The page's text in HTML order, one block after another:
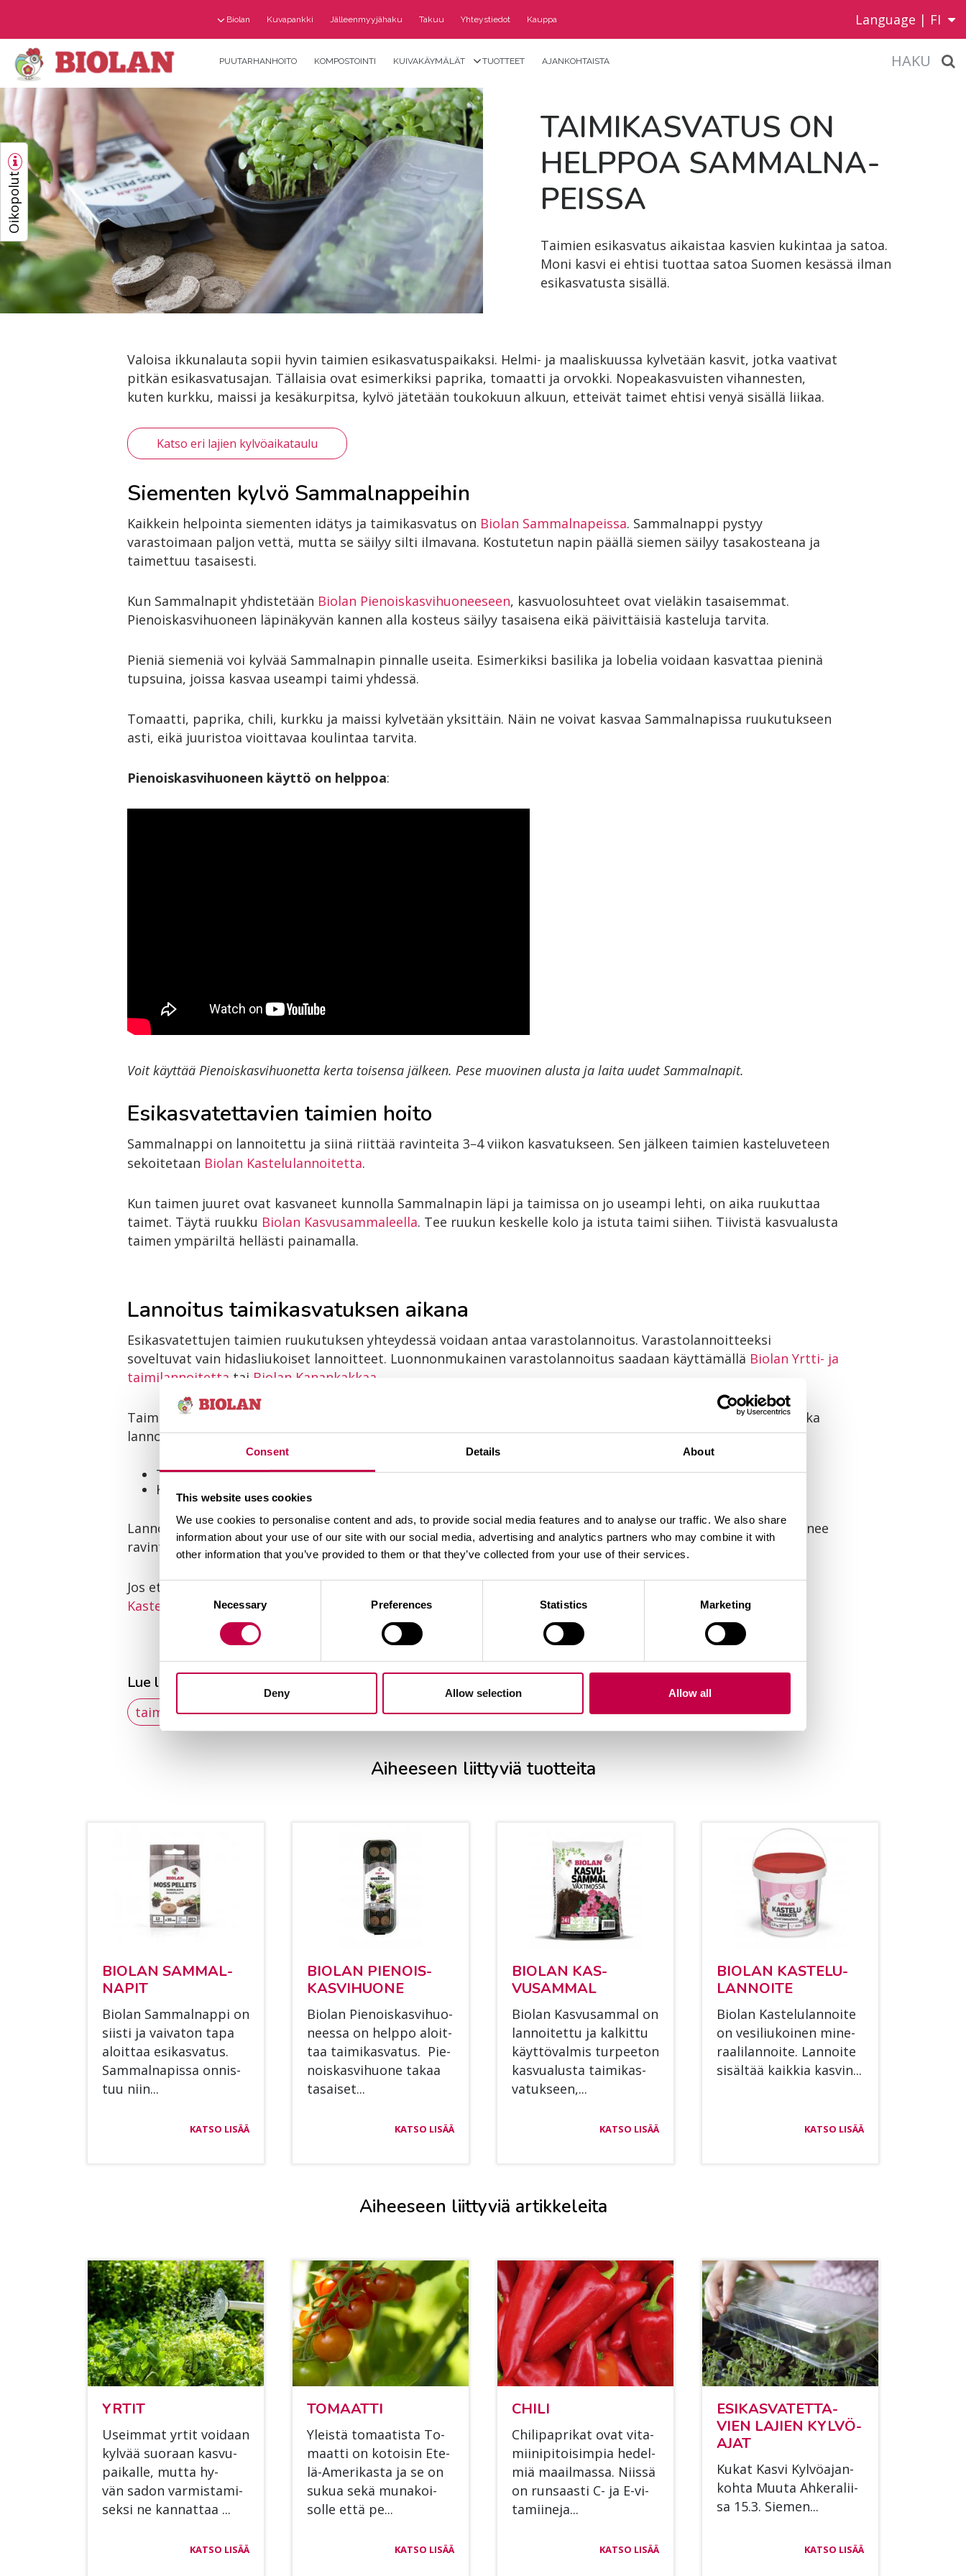
Consent Details About
This website uses cookies
We use cookies to personalise content and ads, to provide social media features and to analyse our traffic. We also share
information about your use of our site with our social media, advertising and analytics partners who may combine it with
other information that you’ve provided to them or that they’ve collected from your use of their services.
Consent
Selection
Necessary Preferences Statistics Marketing
Deny Allow selection Allow all
Oikopolut
Biolan Kuvapankki Jälleenmyyjähaku Takuu Yhteystiedot Kauppa Language | FI
PUUTARHANHOITO KOMPOSTOINTI KUIVAKÄYMÄLÄT TUOTTEET AJANKOHTAISTA HAKU
TAI­MI­KAS­VA­TUS ON
HELP­POA SAM­MAL­NA­
PEIS­SA
Taimien esikasvatus aikaistaa kasvien kukintaa ja satoa.
Moni kasvi ei ehtisi tuottaa satoa Suomen kesässä ilman
esikasvatusta sisällä.
Valoisa ikkunalauta sopii hyvin taimien esikasvatuspaikaksi. Helmi- ja maaliskuussa kylvetään kasvit, jotka vaativat
pitkän esikasvatusajan. Tällaisia ovat esimerkiksi paprika, tomaatti ja orvokki. Nopeakasvuisten vihannesten,
kuten kurkku, maissi ja kesäkurpitsa, kylvö jätetään toukokuun alkuun, etteivät taimet ehtisi venyä sisällä liikaa.
Katso eri lajien kylvöaikataulu
Siementen kylvö Sammalnappeihin
Kaikkein helpointa siementen idätys ja taimikasvatus on Biolan Sammalnapeissa. Sammalnappi pystyy
varastoimaan paljon vettä, mutta se säilyy silti ilmavana. Kostutetun napin päällä siemen säilyy tasakosteana ja
taimettuu tasaisesti.
Kun Sammalnapit yhdistetään Biolan Pienoiskasvihuoneeseen, kasvuolosuhteet ovat vieläkin tasaisemmat.
Pienoiskasvihuoneen läpinäkyvän kannen alla kosteus säilyy tasaisena eikä päivittäisiä kasteluja tarvita.
Pieniä siemeniä voi kylvää Sammalnapin pinnalle useita. Esimerkiksi basilika ja lobelia voidaan kasvattaa pieninä
tupsuina, joissa kasvaa useampi taimi yhdessä.
Tomaatti, paprika, chili, kurkku ja maissi kylvetään yksittäin. Näin ne voivat kasvaa Sammalnapissa ruukutukseen
asti, eikä juuristoa vioittavaa koulintaa tarvita.
Pienoiskasvihuoneen käyttö on helppoa:
Voit käyttää Pienoiskasvihuonetta kerta toisensa jälkeen. Pese muovinen alusta ja laita uudet Sammalnapit.
Esikasvatettavien taimien hoito
Sammalnappi on lannoitettu ja siinä riittää ravinteita 3−4 viikon kasvatukseen. Sen jälkeen taimien kasteluveteen
sekoitetaan Biolan Kastelulannoitetta.
Kun taimen juuret ovat kasvaneet kunnolla Sammalnapin läpi ja taimissa on jo useampi lehti, on aika ruukuttaa
taimet. Täytä ruukku Biolan Kasvusammaleella. Tee ruukun keskelle kolo ja istuta taimi siihen. Tiivistä kasvualusta
taimen ympäriltä hellästi painamalla.
Lannoitus taimikasvatuksen aikana
Esikasvatettujen taimien ruukutuksen yhteydessä voidaan antaa varastolannoitus. Varastolannoitteeksi
soveltuvat vain hidasliukoiset lannoitteet. Luonnonmukainen varastolannoitus saadaan käyttämällä Biolan Yrtti- ja
taimilannoitetta tai Biolan Kanankakkaa
Taimikasvatusruukun reunaan tehdään pohjaan asti ulottuva kolo, johon lannoite annostellaan. Tarkista tarkka
lannoitusohje pakkauksesta. Esimerkiksi:
Tomaatin, paprikan ja kurkun taimiruukkuun lisätään 2 rkl Yrtti- ja taimilannoitetta.
Kesäkukkien taimiruukkuun lisätään 2 rkl Yrtti- ja taimilannoitetta.
Lannoitteen päälle laitetaan ohut kerros multaa, jotta se ei houkuttele hyönteisiä. Varastolannoitteesta liukenee
ravinteita koko taimikasvatuksen ajan ja taimen kasteluun riittääkin pelkkä vesi.
Jos et tee ruukutuksen yhteydessä varastolannoitusta, sekoita taimien kasteluveteen
Kastelulannoitetta.Taimien alalehtien kellastuminen on selvä merkki lisälannoitustarpeesta.
Lue lisää aiheista
taimikasvatus
Aiheeseen liittyviä tuotteita
BIO­LAN SAM­MAL­
NA­PIT
Bio­lan Sam­mal­nap­pi on
siis­ti ja vai­va­ton tapa
aloit­taa esi­kas­va­tus.
Sam­mal­na­pis­sa on­nis­
tuu niin...
KATSO LISÄÄ
BIO­LAN PIE­NOIS­
KAS­VI­HUO­NE
Bio­lan Pie­nois­kas­vi­huo­
nees­sa on help­po aloit­
taa tai­mi­kas­va­tus. Pie­
nois­kas­vi­huo­ne ta­kaa
ta­sai­set...
KATSO LISÄÄ
BIO­LAN KAS­
VUSAM­MAL
Bio­lan Kas­vusam­mal on
lan­noi­tet­tu ja kal­kit­tu
käyt­tö­val­mis tur­pee­ton
kas­vua­lus­ta tai­mi­kas­
va­tuk­seen,...
KATSO LISÄÄ
BIO­LAN KAS­TE­LU­
LAN­NOI­TE
Bio­lan Kas­te­lu­lan­noi­te
on ve­si­liu­koi­nen mi­ne­
raa­li­lan­noi­te. Lan­noi­te
si­säl­tää kaik­kia kas­vin...
KATSO LISÄÄ
Aiheeseen liittyviä artikkeleita
YR­TIT
Useim­mat yr­tit voi­daan
kyl­vää suo­raan kas­vu­
pai­kal­le, mut­ta hy­
vän sa­don var­mis­ta­mi­
sek­si ne kan­nat­taa ...
KATSO LISÄÄ
TO­MAAT­TI
Yleis­tä to­maa­tis­ta To­
maat­ti on ko­toi­sin Ete­
lä-Ame­ri­kas­ta ja se on
su­kua sekä mu­na­koi­
sol­le että pe...
KATSO LISÄÄ
CHI­LI
Chi­li­papri­kat ovat vi­ta­
mii­ni­pi­toi­sim­pia he­del­
miä maa­il­mas­sa. Niis­sä
on run­saas­ti C- ja E-vi­
ta­mii­ne­ja...
KATSO LISÄÄ
ESI­KAS­VA­TET­TA­
VIEN LA­JIEN KYL­VÖ­
AJAT
Ku­kat Kas­vi Kyl­vö­ajan­
koh­ta Muu­ta Ah­ke­ra­lii­
sa 15.3. Sie­men...
KATSO LISÄÄ